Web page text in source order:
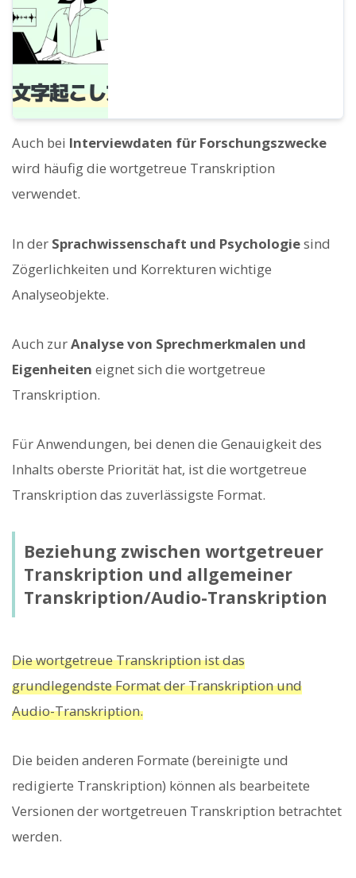
Auch bei Interviewdaten für Forschungszwecke
wird häufig die wortgetreue Transkription
verwendet.
In der Sprachwissenschaft und Psychologiesind
Zögerlichkeiten und Korrekturen wichtige
Analyseobjekte.
Auch zurAnalyse von Sprechmerkmalen und
Eigenheiten eignet sich die wortgetreue
Transkription.
Für Anwendungen, bei denen die Genauigkeit des
Inhalts oberste Priorität hat, ist die wortgetreue
Transkription das zuverlässigste Format.
Beziehung zwischen wortgetreuer
Transkription und allgemeiner
Transkription/Audio-Transkription
Die wortgetreue Transkription ist das
grundlegendste Format der Transkription und
Audio-Transkription.
Die beiden anderen Formate (bereinigte und
redigierte Transkription) können als bearbeitete
Versionen der wortgetreuen Transkription betrachtet
werden.